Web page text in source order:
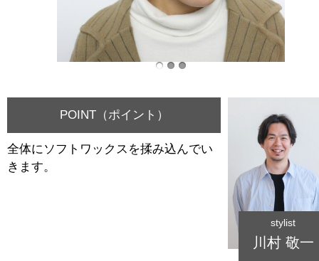
POINT（ポイント）
全体にソフトワックスを揉み込んでい
きます。
stylist
川村 敬一